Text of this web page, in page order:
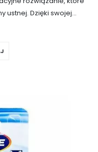
ustnej. Dzięki swojej
właściwościom, nić
resztki jedzenia z